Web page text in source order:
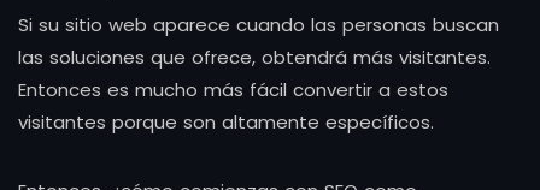
Si su sitio web aparece cuando las personas buscan
las soluciones que ofrece, obtendrá más visitantes.
Entonces es mucho más fácil convertir a estos
visitantes porque son altamente específicos.